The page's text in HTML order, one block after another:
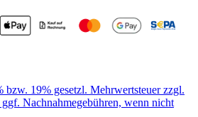
bzw. 19% gesetzl. Mehrwertsteuer zzgl.
Nachnahmegebühren, wenn nicht